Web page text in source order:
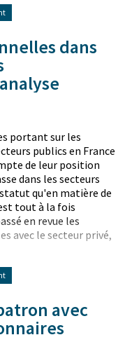
dans
portant sur les
publics en France
de leur position
dans les secteurs
qu'en matière de
tout à la fois
en revue les
avec le secteur privé,
avec